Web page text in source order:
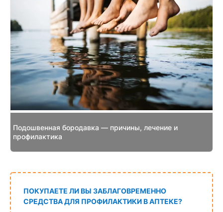
Подошвенная бородавка — причины, лечение и
профилактика
ПОКУПАЕТЕ ЛИ ВЫ ЗАБЛАГОВРЕМЕННО
СРЕДСТВА ДЛЯ ПРОФИЛАКТИКИ В АПТЕКЕ?